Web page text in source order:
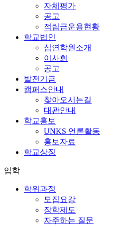
자체평가
공고
적립금운용현황
학교법인
심연학원소개
이사회
공고
발전기금
캠퍼스안내
찾아오시는길
대관안내
학교홍보
UNKS 언론활동
홍보자료
학교상징
입학
학위과정
모집요강
장학제도
자주하는 질문